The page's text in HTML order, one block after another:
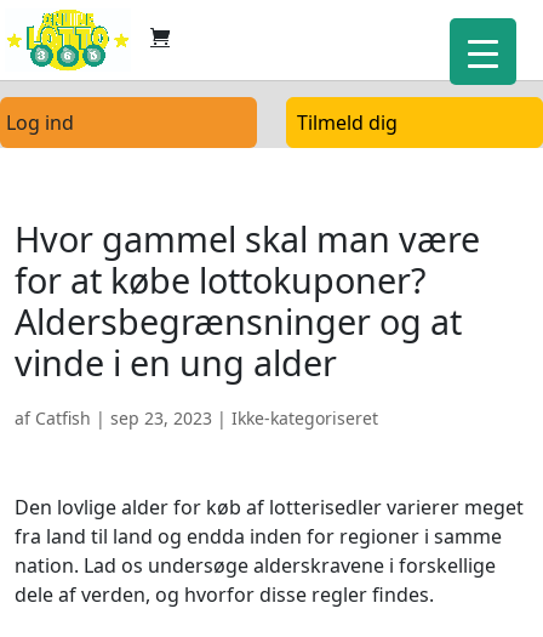
Log ind Tilmeld dig
Hvor gammel skal man være
for at købe lottokuponer?
Aldersbegrænsninger og at
vinde i en ung alder
af Catfish | sep 23, 2023 | Ikke-kategoriseret
Den lovlige alder for køb af lotterisedler varierer meget
fra land til land og endda inden for regioner i samme
nation. Lad os undersøge alderskravene i forskellige
dele af verden, og hvorfor disse regler findes.